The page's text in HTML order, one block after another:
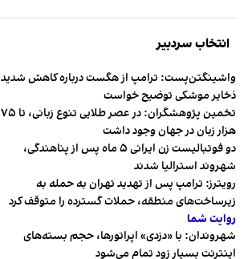
انتخاب سردبیر
واشینگتن‌پست: ترامپ از هگست درباره کاهش شدید
ذخایر موشکی توضیح خواست
تخمین پژوهشگران: در عصر طلایی تنوع زبانی، تا ۷۵
هزار زبان در جهان وجود داشت
دو فوتبالیست زن ایرانی ۵ ماه پس از پناهندگی،
شهروند استرالیا شدند
رویترز: ترامپ پس از تهدید تهران به حمله به
زیرساخت‌های منطقه، حملات گسترده را متوقف کرد
روایت شما
شهروندان:‌ با «دزدی» اپراتورها، حجم بسته‌های
اینترنت بسیار زود تمام می‌شود